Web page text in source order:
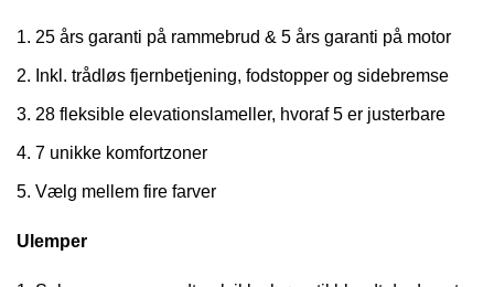
25 års garanti på rammebrud & 5 års garanti på motor
Inkl. trådløs fjernbetjening, fodstopper og sidebremse
28 fleksible elevationslameller, hvoraf 5 er justerbare
7 unikke komfortzoner
Vælg mellem fire farver
Ulemper